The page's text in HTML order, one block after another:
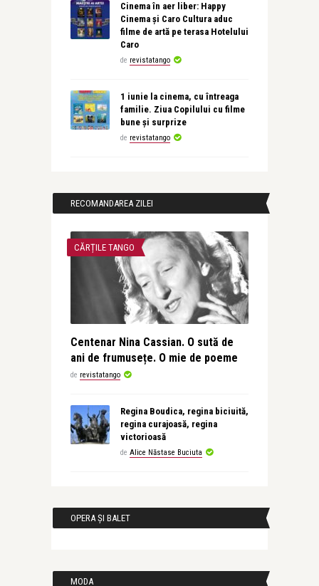
Cinema în aer liber: Happy
Cinema și Caro Cultura aduc
filme de artă pe terasa Hotelului
Caro
de revistatango
1 iunie la cinema, cu întreaga
familie. Ziua Copilului cu filme
bune și surprize
de revistatango
RECOMANDAREA ZILEI
CĂRȚILE TANGO
Centenar Nina Cassian. O sută de
ani de frumusețe. O mie de poeme
de revistatango
Regina Boudica, regina biciuită,
regina curajoasă, regina
victorioasă
de Alice Năstase Buciuta
OPERA ȘI BALET
MODA